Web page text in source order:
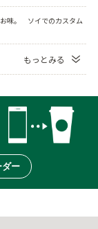
味。　ソイでのカスタム
もっとみる
ダー